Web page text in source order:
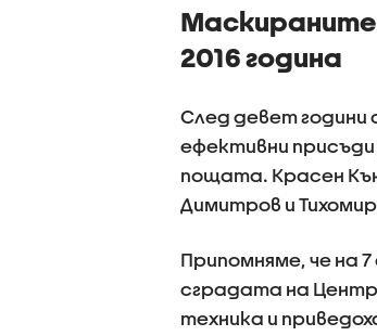
Маскираните
2016 година
След девет години
ефективни
пощата. Красен
Димитров и
Припомняме, че на
сградата на
техника и